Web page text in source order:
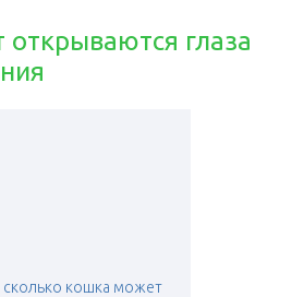
открываются глаза
сколько кошка может